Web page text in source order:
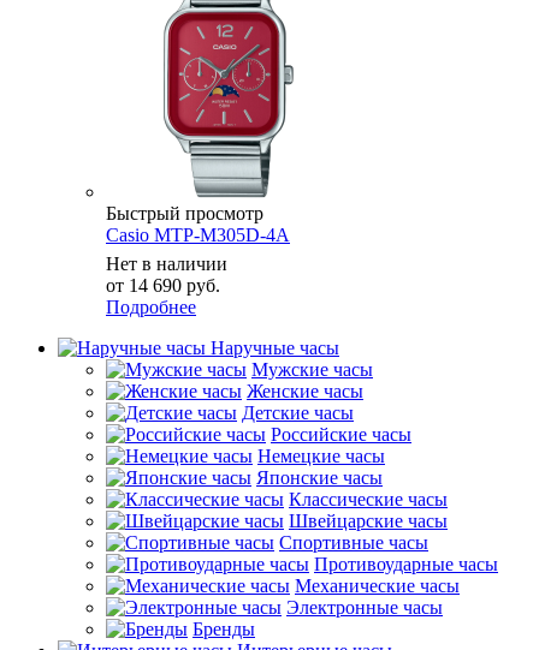
Быстрый просмотр
Casio MTP-M305D-4A
Нет в наличии
от 14 690 руб.
Подробнее
Наручные часы
Мужские часы
Женские часы
Детские часы
Российские часы
Немецкие часы
Японские часы
Классические часы
Швейцарские часы
Спортивные часы
Противоударные часы
Механические часы
Электронные часы
Бренды